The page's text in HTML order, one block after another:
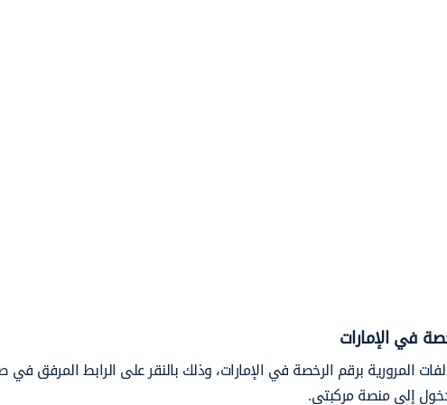
في الإمارات
المرورية برقم الرخصة في الإمارات، وذلك بالنقر على الرابط المرفق
إلى منصة مركبتي.